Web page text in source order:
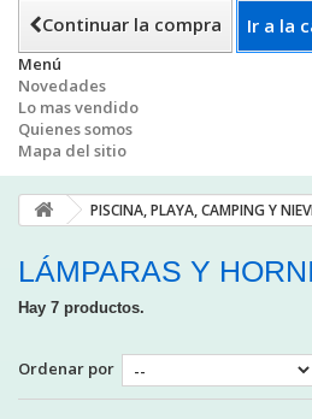
Continuar la compra Ir a la
Menú
Novedades
Lo mas vendido
Quienes somos
Mapa del sitio
PISCINA, PLAYA, CAMPING Y
LÁMPARAS Y
Hay 7 productos.
Ordenar por